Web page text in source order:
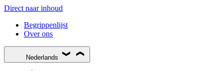
Direct naar inhoud
Begrippenlijst
Over ons
Nederlands